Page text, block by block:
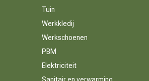
Tuin
Werkkledij
Werkschoenen
PBM
Elektriciteit
Sanitair en verwarming